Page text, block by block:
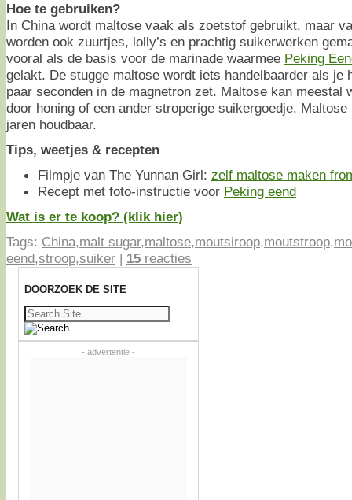
Hoe te gebruiken?
In China wordt maltose vaak als zoetstof gebruikt, maar
worden ook zuurtjes, lolly’s en prachtig suikerwerken
vooral als de basis voor de marinade waarmee Peking
gelakt. De stugge maltose wordt iets handelbaarder als je
paar seconden in de magnetron zet. Maltose kan meestal
door honing of een ander stroperige suikergoedje.
jaren houdbaar.
Tips, weetjes & recepten
Filmpje van The Yunnan Girl: zelf maltose maken
Recept met foto-instructie voor Peking eend
Wat is er te koop? (klik hier)
Tags: China,malt sugar,maltose,moutsiroop,moutstroop,
eend,stroop,suiker | 15 reacties
DOORZOEK DE SITE
Zoeken
naar:
- advertentie -